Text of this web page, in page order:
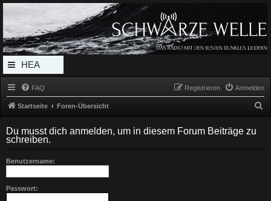
Radio Schwarze Welle Forum
Das Radio mit den Besten Dunklen Liedern
HEA
DERL
MEN
U
FAQ Anmelden
Registrieren
Startseite Foren-Übersicht
h
Du musst dich anmelden, um in diesem Forum Beiträge zu
schreiben.
Benutzername:
Passwort: